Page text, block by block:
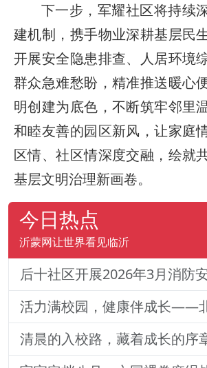
下一步，军耀社区将持续
建机制，携手物业深耕基层民
开展安全隐患排查、人居环境
群众急难愁盼，精准推送暖心
明创建为底色，不断筑牢邻里
和睦友善的园区新风，让家庭
区情、社区情深度交融，绘就
基层文明治理新画卷。
今日热点
沂蒙网让世界看见临沂
后十社区开展2026年3月消防
清晨的入校路，藏着成长的序